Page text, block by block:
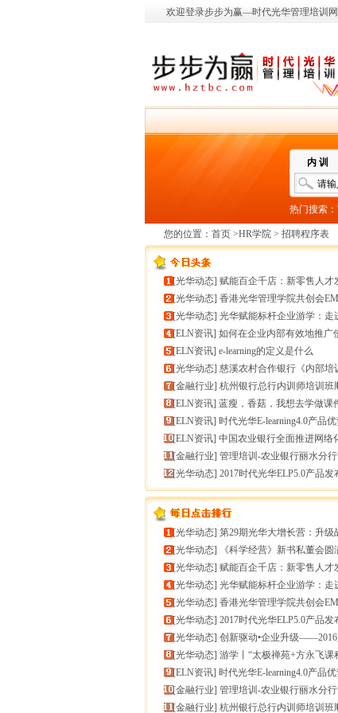
欢迎登录步步为赢—时代光华管理培训网
内 训
热门搜索：
您的位置： 首页 >HR学院 > 招聘程序表
[光华动态] 赋能百企千店：新零售人才发展与组织
[光华动态] 香港光华管理学院共创会
[光华动态] 光华赋能标杆企业游学：走进阿里巴巴+绿
[ELN资讯] 如何在企业内部有效地推广使用e-
[ELN资讯] e-learning的定义是什么
[光华动态] 慈溪农村合作银行《内部培训师授课技能
[金融行业] 杭州银行总行内训师培训班
[ELN资讯] 蓝瘦，香菇，我想去学做课件—标准课件
[ELN资讯] 时代光华E-learning4.0产品
[ELN资讯] 中国农业银行全面推进网络
[金融行业] 管理培训-农业银行丽水分行管
[光华动态] 2017时代光华ELP5.0产品发布会暨构
[光华动态] 第29期光华大增长营：升级战略思维，加
[光华动态]
《科学经营》新书私董会圆满落幕｜用科学经营
[光华动态] 赋能百企千店：新零售人才发展与组织
[光华动态] 光华赋能标杆企业游学：走进阿里巴巴+绿
[光华动态] 香港光华管理学院共创会
[光华动态] 2017时代光华ELP5.0产品发布会暨构
[光华动态] 创新驱动•企业升级——2016第八
[光华动态] 游学丨“太极禅苑+方永飞课程”高端商圈
[ELN资讯] 时代光华E-learning4.0产品
[金融行业] 管理培训-农业银行丽水分行管
[金融行业] 杭州银行总行内训师培训班